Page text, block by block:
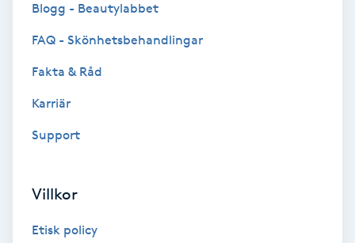
Fet hårbotten
Fettreducering
Blogg - Beautylabbet
FAQ - Skönhetsbehandlingar
Fakta & Råd
Karriär
Support
Villkor
Etisk policy